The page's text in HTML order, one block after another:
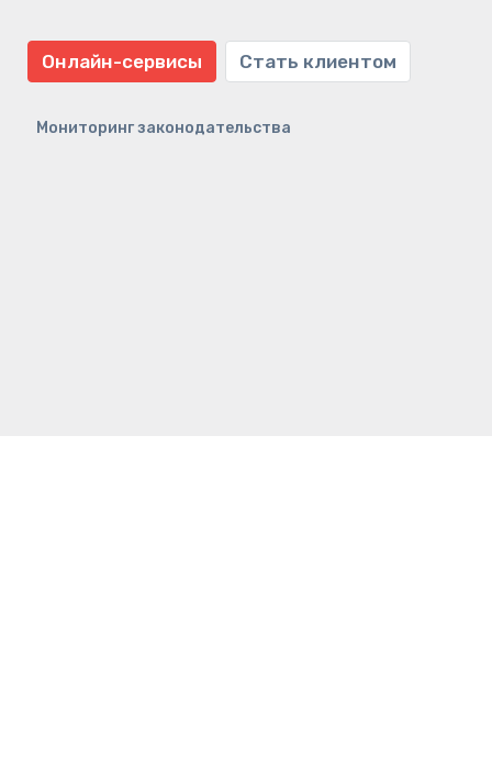
Онлайн-сервисы Стать клиентом
Мониторинг законодательства